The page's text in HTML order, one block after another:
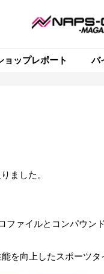
ョップレポート バ
ました。
ァイルとコンパウン
を向上したスポーツタ